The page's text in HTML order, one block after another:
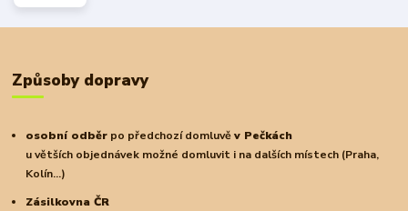
Způsoby dopravy
osobní odběr po předchozí domluvěv Pečkách
u větších objednávek možné domluvit i na dalších místech (Praha,
Kolín...)
Zásilkovna ČR